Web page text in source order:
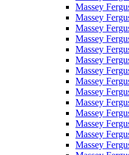
Massey
Massey
Massey
Massey
Massey
Massey
Massey
Massey
Massey
Massey
Massey
Massey
Massey
Massey